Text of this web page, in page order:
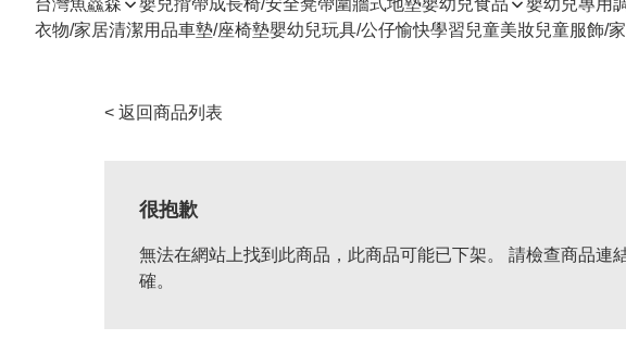
台灣魚鱻森
嬰兒揹帶成長椅/安全凳帶圍牆式地墊嬰幼兒食品 嬰幼兒專用
衣物/家居清潔用品車墊/座椅墊嬰幼兒玩具/公仔愉快學習兒童美妝兒童服飾/
< 返回商品列表
很抱歉
無法在網站上找到此商品，此商品可能已下架。 請檢查商品連
確。